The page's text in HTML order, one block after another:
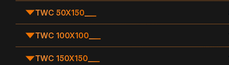
TWC 50X150
TWC 100X100
TWC 150X150